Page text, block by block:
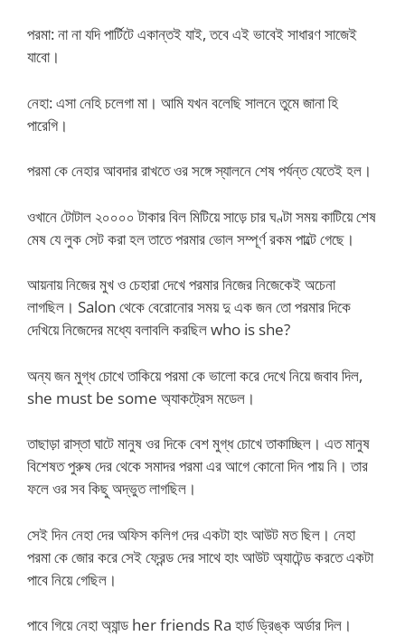
পরমা: না না যদি পার্টিটে একান্তই যাই, তবে এই ভাবেই সাধারণ সাজেই
যাবো।
নেহা: এসা নেহি চলেগা মা। আমি যখন বলেছি সালনে তুমে জানা হি
পারেগি।
পরমা কে নেহার আবদার রাখতে ওর সঙ্গে স্যালনে শেষ পর্যন্ত যেতেই হল।
ওখানে টোটাল ২০০০০ টাকার বিল মিটিয়ে সাড়ে চার ঘণ্টা সময় কাটিয়ে শেষ
মেষ যে লুক সেট করা হল তাতে পরমার ভোল সম্পূর্ণ রকম পাল্টে গেছে।
আয়নায় নিজের মুখ ও চেহারা দেখে পরমার নিজের নিজেকেই অচেনা
লাগছিল। Salon থেকে বেরোনোর সময় দু এক জন তো পরমার দিকে
দেখিয়ে নিজেদের মধ্যে বলাবলি করছিল who is she?
অন্য জন মুগ্ধ চোখে তাকিয়ে পরমা কে ভালো করে দেখে নিয়ে জবাব দিল,
she must be some অ্যাকট্রেস মডেল।
তাছাড়া রাস্তা ঘাটে মানুষ ওর দিকে বেশ মুগ্ধ চোখে তাকাচ্ছিল। এত মানুষ
বিশেষত পুরুষ দের থেকে সমাদর পরমা এর আগে কোনো দিন পায় নি। তার
ফলে ওর সব কিছু অদ্ভুত লাগছিল।
সেই দিন নেহা দের অফিস কলিগ দের একটা হাং আউট মত ছিল। নেহা
পরমা কে জোর করে সেই ফ্রেন্ড দের সাথে হাং আউট অ্যাটেন্ড করতে একটা
পাবে নিয়ে গেছিল।
পাবে গিয়ে নেহা অ্যান্ড her friends Ra হার্ড ড্রিঙ্ক অর্ডার দিল।